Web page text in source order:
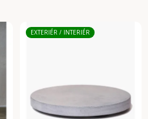
EXTERIÉR / INTERIÉR